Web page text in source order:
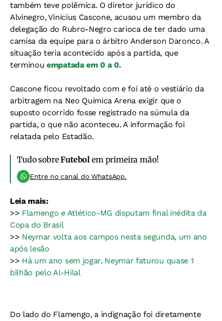
também teve polêmica. O diretor jurídico do
Alvinegro, Vinicius Cascone, acusou um membro da
delegação do Rubro-Negro carioca de ter dado uma
camisa da equipe para o árbitro Anderson Daronco. A
situação teria acontecido após a partida, que
terminouempatada em 0 a 0.
Cascone ficou revoltado com e foi até o vestiário da
arbitragem na Neo Química Arena exigir que o
suposto ocorrido fosse registrado na súmula da
partida, o que não aconteceu. A informação foi
relatada pelo Estadão.
Tudo sobreFutebol em primeira mão!
Entre no canal do WhatsApp.
Leia mais:
>> Flamengo e Atlético-MG disputam final inédita da
Copa do Brasil
>> Neymar volta aos campos nesta segunda, um ano
após lesão
>> Há um ano sem jogar, Neymar faturou quase 1
bilhão pelo Al-Hilal
Do lado do Flamengo, a indignação foi diretamente